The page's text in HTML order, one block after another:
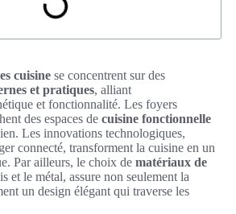
cuisine se concentrent sur des
et pratiques, alliant
et fonctionnalité. Les foyers
des espaces de cuisine fonctionnelle
Les innovations technologiques,
connecté, transforment la cuisine en un
Par ailleurs, le choix de matériaux de
et le métal, assure non seulement la
un design élégant qui traverse les